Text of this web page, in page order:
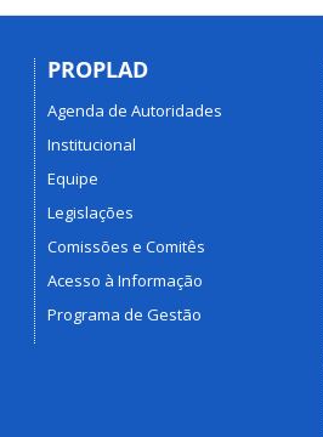
PROPLAD
Agenda de Autoridades
Institucional
Equipe
Legislações
Comissões e Comitês
Acesso à Informação
Programa de Gestão